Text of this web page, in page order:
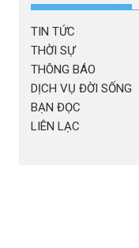
TIN TỨC
THỜI SỰ
THÔNG BÁO
DỊCH VỤ ĐỜI SỐNG
BẠN ĐỌC
LIÊN LẠC